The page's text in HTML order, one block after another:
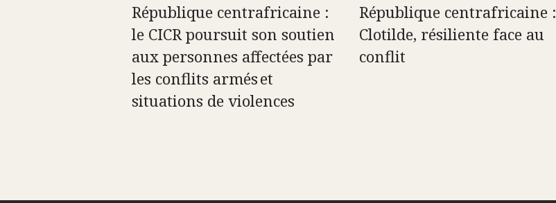
République centrafricaine :
le CICR poursuit son soutien
aux personnes affectées par
les conflits armés et
situations de violences
République centrafricaine :
Clotilde, résiliente face au
conflit